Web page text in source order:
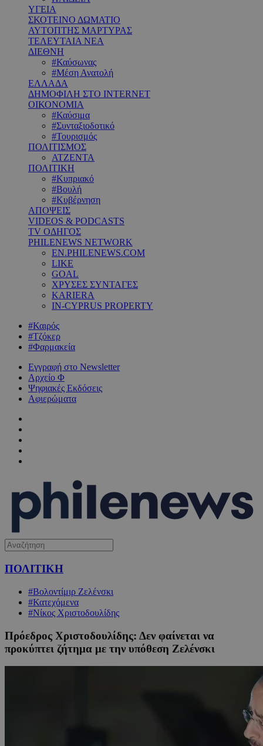
ΥΓΕΙΑ
ΣΚΟΤΕΙΝΟ ΔΩΜΑΤΙΟ
ΑΥΤΟΠΤΗΣ ΜΑΡΤΥΡΑΣ
ΤΕΛΕΥΤΑΙΑ ΝΕΑ
ΔΙΕΘΝΗ
#Καύσωνας
#Μέση Ανατολή
ΕΛΛΑΔΑ
ΔΗΜΟΦΙΛΗ ΣΤΟ INTERNET
ΟΙΚΟΝΟΜΙΑ
#Καύσιμα
#Συνταξιοδοτικό
#Τουρισμός
ΠΟΛΙΤΙΣΜΟΣ
ΑΤΖΕΝΤΑ
ΠΟΛΙΤΙΚΗ
#Κυπριακό
#Βουλή
#Κυβέρνηση
ΑΠΟΨΕΙΣ
VIDEOS & PODCASTS
TV ΟΔΗΓΟΣ
PHILENEWS NETWORK
EN.PHILENEWS.COM
LIKE
GOAL
ΧΡΥΣΕΣ ΣΥΝΤΑΓΕΣ
KARIERA
IN-CYPRUS PROPERTY
#Καιρός
#Τζόκερ
#Φαρμακεία
Εγγραφή στο Newsletter
Αρχείο Φ
Ψηφιακές Εκδόσεις
Αφιερώματα
ΠΟΛΙΤΙΚΗ
#Βολοντίμιρ Ζελένσκι
#Κατεχόμενα
#Νίκος Χριστοδουλίδης
Πρόεδρος Χριστοδουλίδης: Δεν φαίνεται να
προκύπτει ζήτημα με την υπόθεση Ζελένσκι